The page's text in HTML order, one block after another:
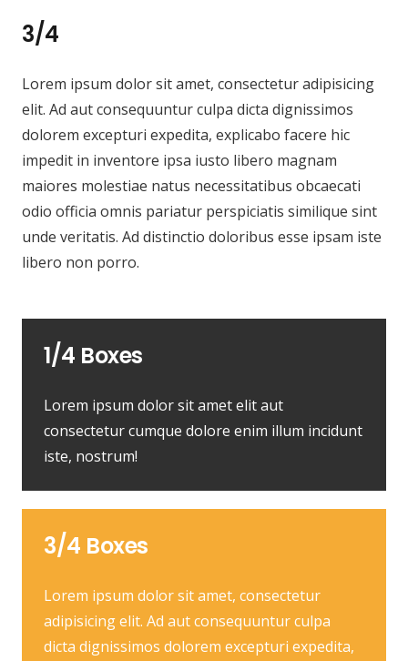
3/4
Lorem ipsum dolor sit amet, consectetur adipisicing
elit. Ad aut consequuntur culpa dicta dignissimos
dolorem excepturi expedita, explicabo facere hic
impedit in inventore ipsa iusto libero magnam
maiores molestiae natus necessitatibus obcaecati
odio officia omnis pariatur perspiciatis similique sint
unde veritatis. Ad distinctio doloribus esse ipsam iste
libero non porro.
1/4 Boxes
Lorem ipsum dolor sit amet elit aut
consectetur cumque dolore enim illum incidunt
iste, nostrum!
3/4 Boxes
Lorem ipsum dolor sit amet, consectetur
adipisicing elit. Ad aut consequuntur culpa
dicta dignissimos dolorem excepturi expedita,